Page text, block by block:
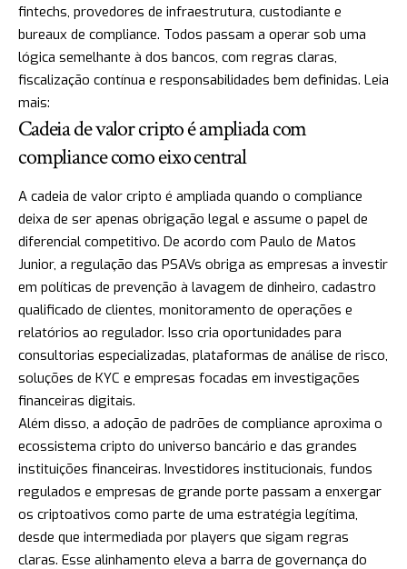
fintechs, provedores de infraestrutura, custodiante e
bureaux de compliance. Todos passam a operar sob uma
lógica semelhante à dos bancos, com regras claras,
fiscalização contínua e responsabilidades bem definidas. Leia
mais:
Cadeia de valor cripto é ampliada com
compliance como eixo central
A cadeia de valor cripto é ampliada quando o compliance
deixa de ser apenas obrigação legal e assume o papel de
diferencial competitivo. De acordo com Paulo de Matos
Junior, a regulação das PSAVs obriga as empresas a investir
em políticas de prevenção à lavagem de dinheiro, cadastro
qualificado de clientes, monitoramento de operações e
relatórios ao regulador. Isso cria oportunidades para
consultorias especializadas, plataformas de análise de risco,
soluções de KYC e empresas focadas em investigações
financeiras digitais.
Além disso, a adoção de padrões de compliance aproxima o
ecossistema cripto do universo bancário e das grandes
instituições financeiras. Investidores institucionais, fundos
regulados e empresas de grande porte passam a enxergar
os criptoativos como parte de uma estratégia legítima,
desde que intermediada por players que sigam regras
claras. Esse alinhamento eleva a barra de governança do